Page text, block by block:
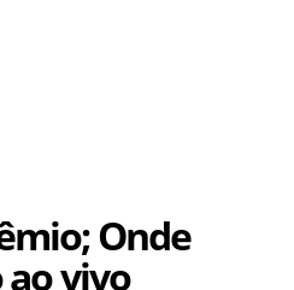
Onde
vivo